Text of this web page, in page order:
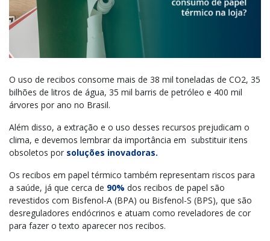
O uso de recibos consome mais de 38 mil toneladas de CO2, 35
bilhões de litros de água, 35 mil barris de petróleo e 400 mil
árvores por ano no Brasil.
Além disso, a extração e o uso desses recursos prejudicam o
clima, e devemos lembrar da importância em substituir itens
obsoletos por soluções inovadoras.
Os recibos em papel térmico também representam riscos para
a saúde, já que cerca de 90% dos recibos de papel são
revestidos com Bisfenol-A (BPA) ou Bisfenol-S (BPS), que são
desreguladores endócrinos e atuam como reveladores de cor
para fazer o texto aparecer nos recibos.